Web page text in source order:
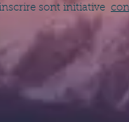
sont initiative